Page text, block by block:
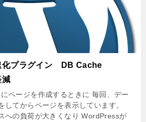
化プラグイン DB Cache
減
ページを作成するときに 毎回、デー
してからページを表示しています。
への負荷が大きくなり WordPressが